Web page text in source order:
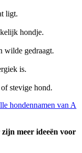
ligt.
hondje.
wilde gedraagt.
is.
stevige hond.
hondennamen van A
meer ideeën voor